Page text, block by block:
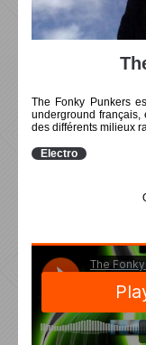
The Fonky Punkers
underground français,
des différents milieux
Electro